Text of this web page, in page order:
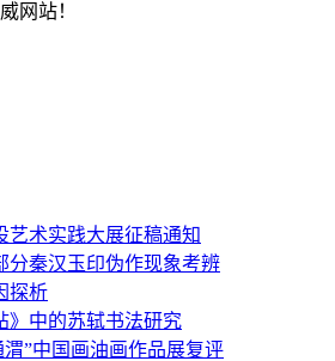
网站！
艺术实践大展征稿通知
分秦汉玉印伪作现象考辨
探析
》中的苏轼书法研究
渭”中国画油画作品展复评